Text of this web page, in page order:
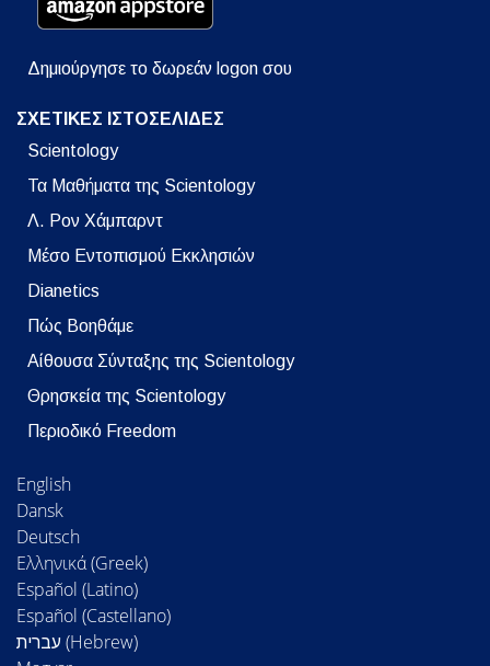
Δημιούργησε το δωρεάν logon σου
ΣΧΕΤΙΚΕΣ ΙΣΤΟΣΕΛΙΔΕΣ
Scientology
Τα Μαθήματα της Scientology
Λ. Ρον Χάμπαρντ
Μέσο Εντοπισμού Εκκλησιών
Dianetics
Πώς Βοηθάμε
Αίθουσα Σύνταξης της Scientology
Θρησκεία της Scientology
Περιοδικό Freedom
English
Dansk
Deutsch
Ελληνικά (Greek)
Español (Latino)
Español (Castellano)